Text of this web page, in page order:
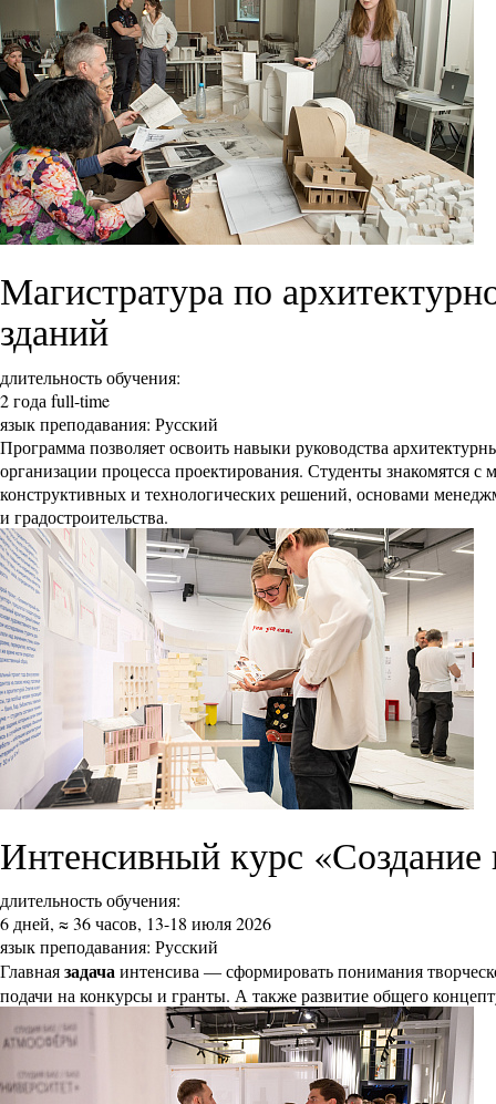
Магистратура по
зданий
длительность обучения:
2 года full-time
язык преподавания: Русский
Программа позволяет освоить навыки руководства
организации процесса проектирования. Студенты знакомятся
конструктивных и технологических решений, основами
и градостроительства.
Интенсивный курс «Создание
длительность обучения:
6 дней, ≈ 36 часов, 13-18 июля 2026
язык преподавания: Русский
Главнаязадачаинтенсива ― сформировать понимания
подачи на конкурсы и гранты. А также развитие общего